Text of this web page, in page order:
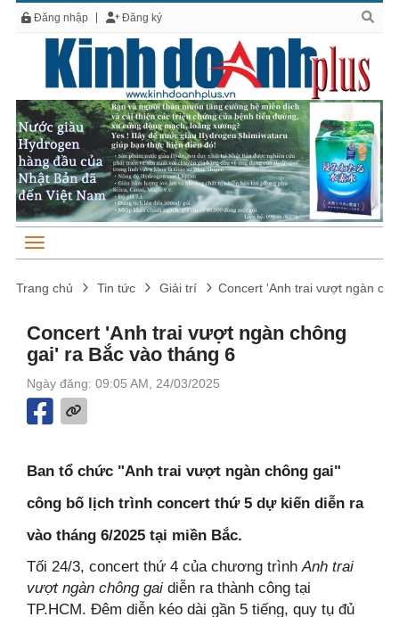
Đăng nhập Đăng ký
Trang chủ Tin tức Giải trí Concert 'Anh trai vượt ngàn
Concert 'Anh trai vượt ngàn chông
gai' ra Bắc vào tháng 6
Ngày đăng: 09:05 AM, 24/03/2025
Ban tổ chức "Anh trai vượt ngàn chông gai"
công bố lịch trình concert thứ 5 dự kiến diễn ra
vào tháng 6/2025 tại miền Bắc.
Tối 24/3, concert thứ 4 của chương trìnhAnh trai
vượt ngàn chông gai diễn ra thành công tại
TP.HCM. Đêm diễn kéo dài gần 5 tiếng, quy tụ đủ